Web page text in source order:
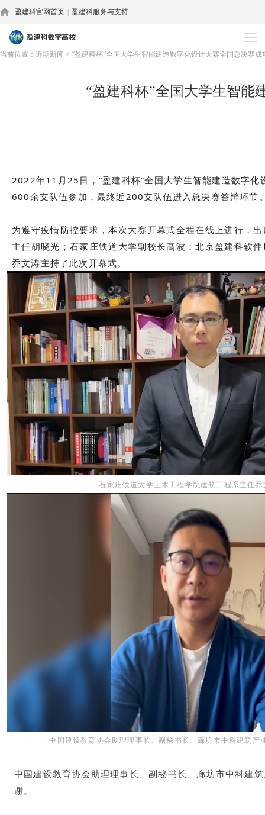
盈建科官网首页 盈建科服务与支持
当前位置： 近期新闻 > “盈建科杯”全国大学生智能建造数字化设计大赛全国总决赛
“盈建科杯”全国大学生智能
2022年11月25日，“盈建科杯”全国大学生智能建造数字
600余支队伍参加，最终近200支队伍进入总决赛答辩环节
为遵守疫情防控要求，本次大赛开幕式全程在线上进行，
主任胡晓光；石家庄铁道大学副校长高波；北京盈建科软
乔文涛主持了此次开幕式。
石家庄铁道大学土木工程学院建筑工程系主任乔
中国建设教育协会助理理事长、副秘书长、廊坊市中科建筑产业
中国建设教育协会助理理事长、副秘书长、廊坊市中科建
谢。